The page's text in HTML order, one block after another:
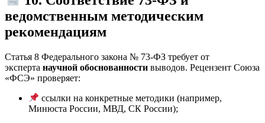
ведомственным методическим
рекомендациям
Статья 8 Федерального закона № 73-ФЗ требует от
эксперта научной обоснованности выводов. Рецензент Союза
«ФСЭ» проверяет:
ссылки на конкретные методики (например,
Минюста России, МВД, СК России);